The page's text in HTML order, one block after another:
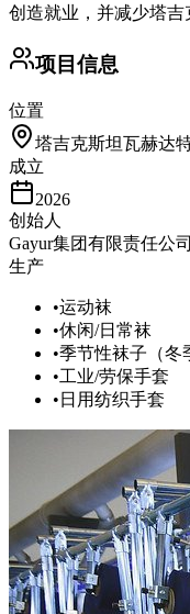
创造就业，并减少塔吉
项目信息
位置
塔吉克斯坦瓦赫达
成立
2026
创始人
Gayur集团有限责任公司
生产
•运动袜
•休闲/日常袜
•季节性袜子（冬
•工业/劳保手套
• 日用纺织手套